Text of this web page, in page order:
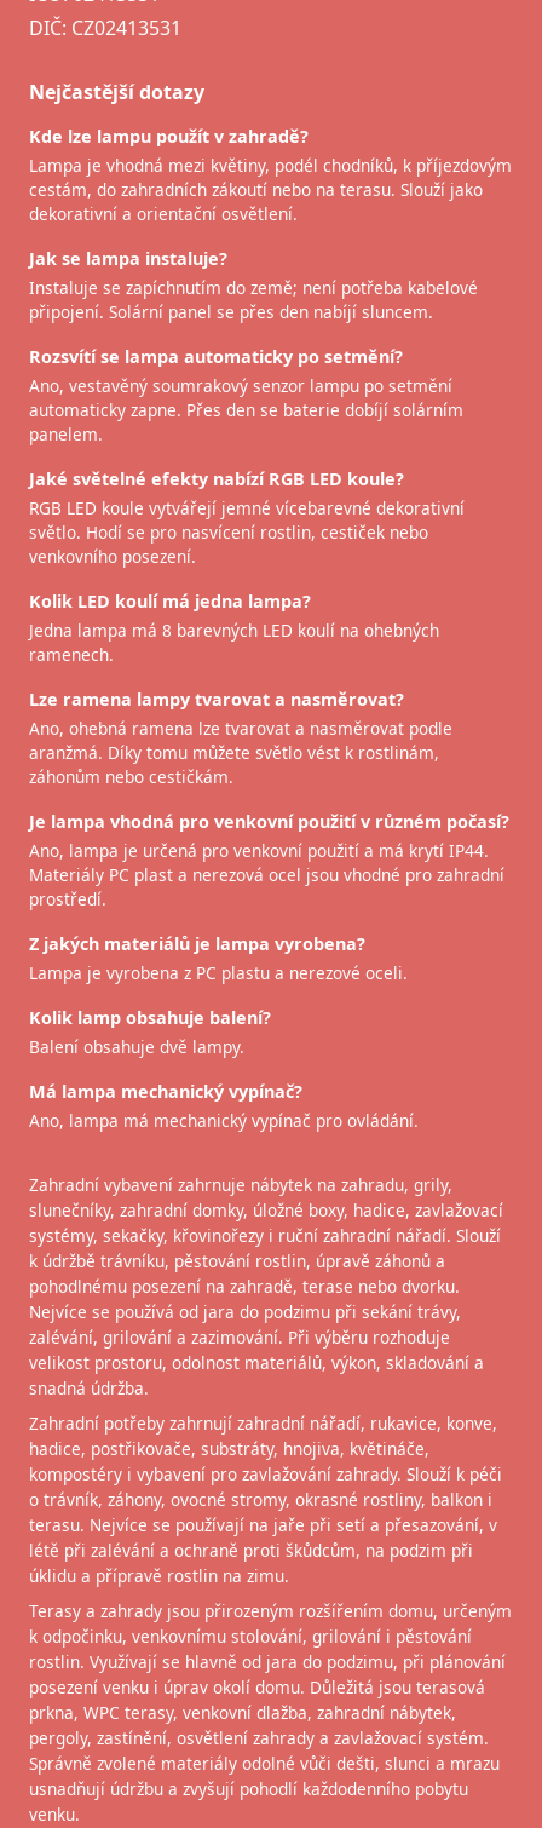
DIČ: CZ02413531
Nejčastější dotazy
Kde lze lampu použít v zahradě?
Lampa je vhodná mezi květiny, podél chodníků, k příjezdovým
cestám, do zahradních zákoutí nebo na terasu. Slouží jako
dekorativní a orientační osvětlení.
Jak se lampa instaluje?
Instaluje se zapíchnutím do země; není potřeba kabelové
připojení. Solární panel se přes den nabíjí sluncem.
Rozsvítí se lampa automaticky po setmění?
Ano, vestavěný soumrakový senzor lampu po setmění
automaticky zapne. Přes den se baterie dobíjí solárním
panelem.
Jaké světelné efekty nabízí RGB LED koule?
RGB LED koule vytvářejí jemné vícebarevné dekorativní
světlo. Hodí se pro nasvícení rostlin, cestiček nebo
venkovního posezení.
Kolik LED koulí má jedna lampa?
Jedna lampa má 8 barevných LED koulí na ohebných
ramenech.
Lze ramena lampy tvarovat a nasměrovat?
Ano, ohebná ramena lze tvarovat a nasměrovat podle
aranžmá. Díky tomu můžete světlo vést k rostlinám,
záhonům nebo cestičkám.
Je lampa vhodná pro venkovní použití v různém počasí?
Ano, lampa je určená pro venkovní použití a má krytí IP44.
Materiály PC plast a nerezová ocel jsou vhodné pro zahradní
prostředí.
Z jakých materiálů je lampa vyrobena?
Lampa je vyrobena z PC plastu a nerezové oceli.
Kolik lamp obsahuje balení?
Balení obsahuje dvě lampy.
Má lampa mechanický vypínač?
Ano, lampa má mechanický vypínač pro ovládání.
Zahradní vybavení zahrnuje nábytek na zahradu, grily,
slunečníky, zahradní domky, úložné boxy, hadice, zavlažovací
systémy, sekačky, křovinořezy i ruční zahradní nářadí. Slouží
k údržbě trávníku, pěstování rostlin, úpravě záhonů a
pohodlnému posezení na zahradě, terase nebo dvorku.
Nejvíce se používá od jara do podzimu při sekání trávy,
zalévání, grilování a zazimování. Při výběru rozhoduje
velikost prostoru, odolnost materiálů, výkon, skladování a
snadná údržba.
Zahradní potřeby zahrnují zahradní nářadí, rukavice, konve,
hadice, postřikovače, substráty, hnojiva, květináče,
kompostéry i vybavení pro zavlažování zahrady. Slouží k péči
o trávník, záhony, ovocné stromy, okrasné rostliny, balkon i
terasu. Nejvíce se používají na jaře při setí a přesazování, v
létě při zalévání a ochraně proti škůdcům, na podzim při
úklidu a přípravě rostlin na zimu.
Terasy a zahrady jsou přirozeným rozšířením domu, určeným
k odpočinku, venkovnímu stolování, grilování i pěstování
rostlin. Využívají se hlavně od jara do podzimu, při plánování
posezení venku i úprav okolí domu. Důležitá jsou terasová
prkna, WPC terasy, venkovní dlažba, zahradní nábytek,
pergoly, zastínění, osvětlení zahrady a zavlažovací systém.
Správně zvolené materiály odolné vůči dešti, slunci a mrazu
usnadňují údržbu a zvyšují pohodlí každodenního pobytu
venku.